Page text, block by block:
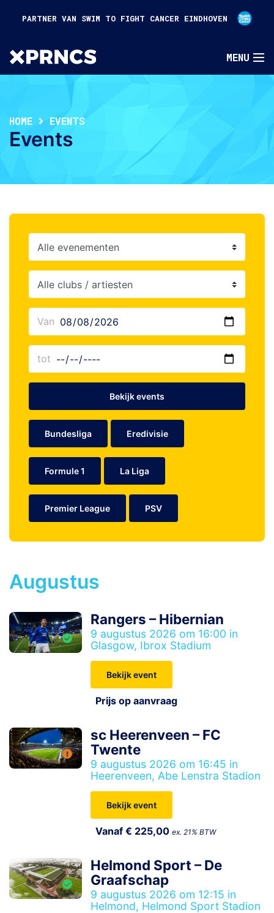
PARTNER VAN SWIM TO FIGHT CANCER EINDHOVEN
HOME EVENTS
Events
Bekijk events
Bundesliga Eredivisie
Formule 1 La Liga
Premier League PSV
Augustus
Rangers – Hibernian
9 augustus 2026 om 16:00 in
Glasgow, Ibrox Stadium
Bekijk event
Prijs op aanvraag
sc Heerenveen – FC
Twente
9 augustus 2026 om 16:45 in
Heerenveen, Abe Lenstra Stadion
Bekijk event
Vanaf € 225,00ex. 21% BTW
Helmond Sport – De
Graafschap
9 augustus 2026 om 12:15 in
Helmond, Helmond Sport Stadion